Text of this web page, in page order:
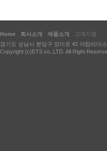
Home 회사소개 제품소개
고객지원
경기도 성남시 분당구 장미로 42 야탑리더
Copyright (c)ETS co.,LTD. All Right